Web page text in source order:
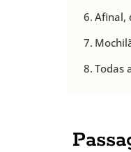
Afinal,
Todas